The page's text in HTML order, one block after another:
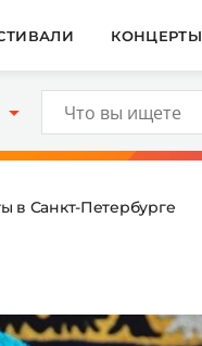
КОНЦЕРТЫ
в Санкт-Петербурге